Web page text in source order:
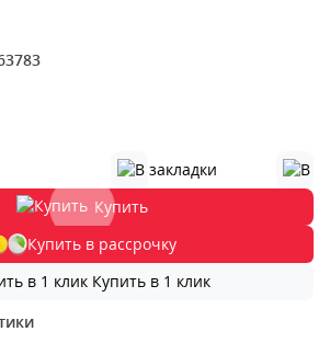
Купить
Купить в рассрочку
Купить в 1 клик